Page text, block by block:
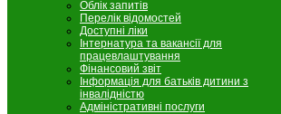
Облік запитів
Перелік відомостей
Доступні ліки
Інтернатура та вакансії для
працевлаштування
Фінансовий звіт
Інформація для батьків дитини з
інвалідністю
Адміністративні послуги